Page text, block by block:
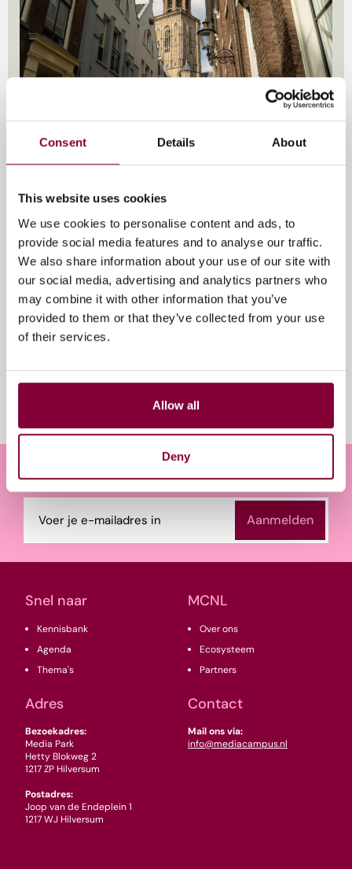
Consent Details About
This website uses cookies
We use cookies to personalise content and ads, to
provide social media features and to analyse our traffic.
We also share information about your use of our site with
our social media, advertising and analytics partners who
may combine it with other information that you’ve
provided to them or that they’ve collected from your use
of their services.
Allow all
Deny
📍 Verschillende locaties in de binnenstad van
Deventer
📅 Vrijdag 18 en zaterdag 19 september 2026.
De komende weken volgt verdere informatie over het
indienen van voorstellen en samenwerkingsideeën.
Evenement informatie
Deventer, Nederland
Snel naar
Kennisbank
Agenda
Thema's
MCNL
Over ons
Ecosysteem
Partners
Adres
Bezoekadres:
Media Park
Hetty Blokweg 2
1217 ZP Hilversum
Postadres:
Joop van de Endeplein 1
1217 WJ Hilversum
Contact
Mail ons via:
info@mediacampus.nl
Meld je aan voor onze nieuwsbrief
mailadres
(Vereist)